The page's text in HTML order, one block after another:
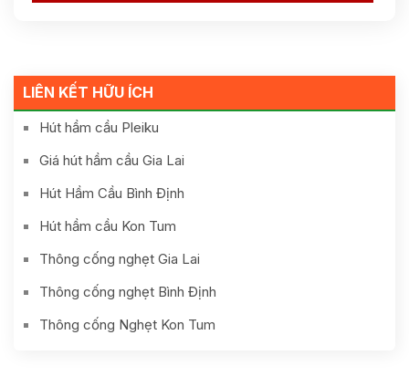
LIÊN KẾT HỮU ÍCH
Hút hầm cầu Pleiku
Giá hút hầm cầu Gia Lai
Hút Hầm Cầu Bình Định
Hút hầm cầu Kon Tum
Thông cống nghẹt Gia Lai
Thông cống nghẹt Bình Định
Thông cống Nghẹt Kon Tum